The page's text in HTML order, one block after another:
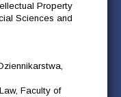
Property
Sciences and
Faculty of